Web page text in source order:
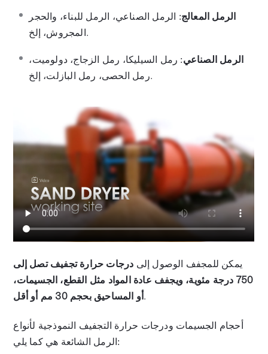
الرمل المعالج: الرمل الصناعي، الرمل للبناء، والحجر
المجروش، إلخ.
الرمل الصناعي: رمل السيليكا، رمل الزجاج، دولوميت،
رمل الحصى، رمل البازلت، إلخ.
يمكن للمجفف الوصول إلى درجات حرارة تجفيف تصل إلى
750 درجة مئوية، ويجفف عادة المواد مثل القطع، الجسيمات،
أو المساحيق بحجم 30 مم أو أقل.
أحجام الجسيمات ودرجات حرارة التجفيف النموذجية لأنواع
الرمل الشائعة هي كما يلي: